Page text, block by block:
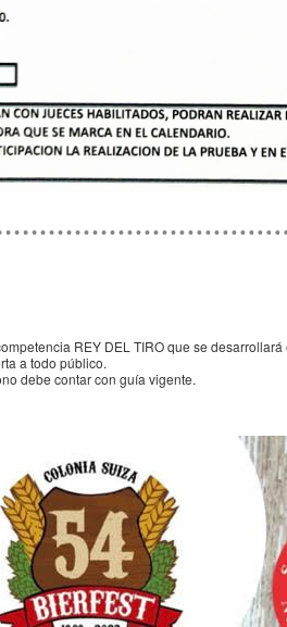
REY DEL TIRO que se
a todo público.
debe contar con guía vigente.